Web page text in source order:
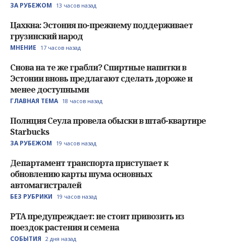
ЗА РУБЕЖОМ 13 часов назад
Цахкна: Эстония по-прежнему поддерживает
грузинский народ
МНЕНИЕ 17 часов назад
Снова на те же грабли? Спиртные напитки в
Эстонии вновь предлагают сделать дороже и
менее доступными
ГЛАВНАЯ ТЕМА 18 часов назад
Полиция Сеула провела обыски в штаб-квартире
Starbucks
ЗА РУБЕЖОМ 19 часов назад
Департамент транспорта приступает к
обновлению карты шума основных
автомагистралей
БЕЗ РУБРИКИ 19 часов назад
PTA предупреждает: не стоит привозить из
поездок растения и семена
СОБЫТИЯ 2 дня назад